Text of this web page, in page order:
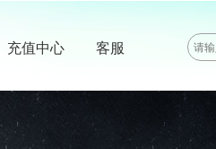
充值中心 客服